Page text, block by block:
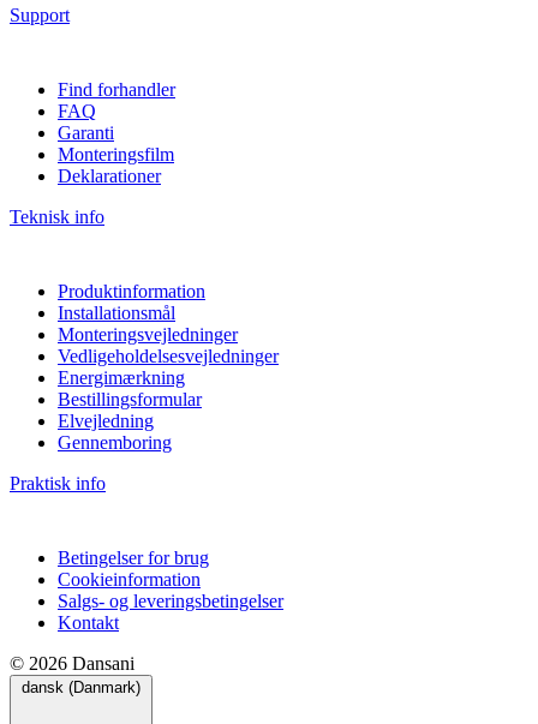
Support
Find forhandler
FAQ
Garanti
Monteringsfilm
Deklarationer
Teknisk info
Produktinformation
Installationsmål
Monteringsvejledninger
Vedligeholdelsesvejledninger
Energimærkning
Bestillingsformular
Elvejledning
Gennemboring
Praktisk info
Betingelser for brug
Cookieinformation
Salgs- og leveringsbetingelser
Kontakt
© 2026 Dansani
dansk (Danmark)